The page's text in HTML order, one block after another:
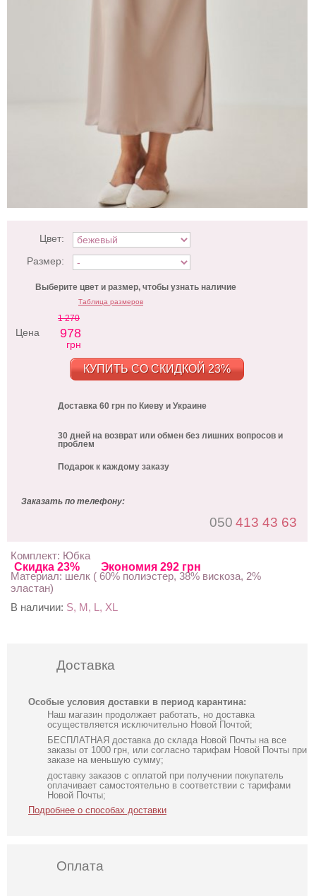
Скидка 23% Экономия 292 грн
Цвет:
Размер:
Выберите цвет и размер, чтобы узнать наличие
Таблица размеров
Цена
1 270
978
грн
КУПИТЬ СО СКИДКОЙ 23%
Доставка 60 грн по Киеву и Украине
30 дней на возврат или обмен без лишних вопросов и
проблем
Подарок к каждому заказу
Заказать по телефону:
050 413 43 63
Комплект: Юбка
Материал: шелк ( 60% полиэстер, 38% вискоза, 2%
эластан)
В наличии: S, M, L, XL
Доставка
Особые условия доставки в период карантина:
Наш магазин продолжает работать, но доставка
осуществляется исключительно Новой Почтой;
БЕСПЛАТНАЯ доставка до склада Новой Почты на все
заказы от 1000 грн, или согласно тарифам Новой Почты при
заказе на меньшую сумму;
доставку заказов с оплатой при получении покупатель
оплачивает самостоятельно в соответствии с тарифами
Новой Почты;
Подробнее о способах доставки
Оплата